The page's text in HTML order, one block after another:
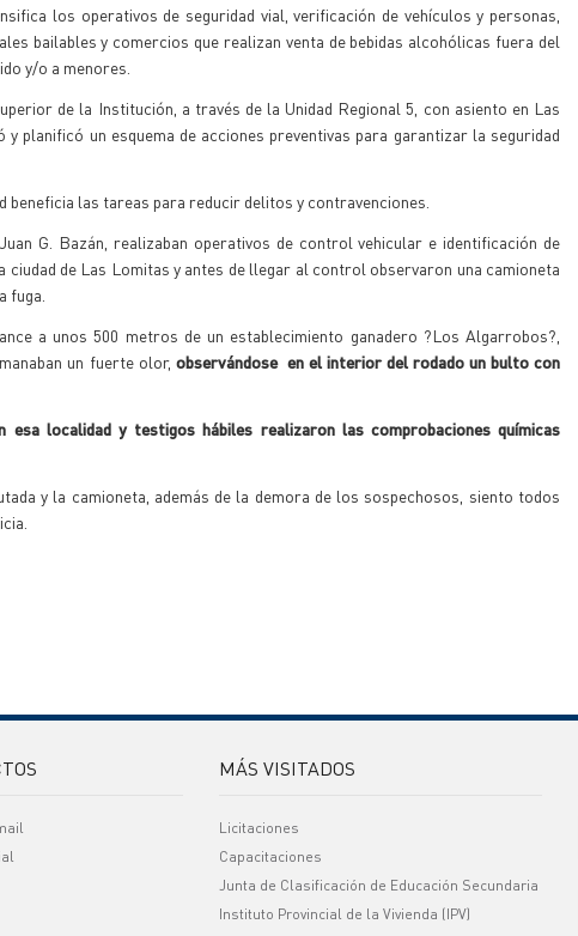
los operativos de seguridad vial, verificación de vehículos y personas,
bailables y comercios que realizan venta de bebidas alcohólicas fuera del
y/o a menores.
de la Institución, a través de la Unidad Regional 5, con asiento en Las
y planificó un esquema de acciones preventivas para garantizar la seguridad
las tareas para reducir delitos y contravenciones.
G. Bazán, realizaban operativos de control vehicular e identificación de
de Las Lomitas y antes de llegar al control observaron una camioneta
fuga.
a unos 500 metros de un establecimiento ganadero ?Los Algarrobos?,
un fuerte olor, observándose en el interior del rodado un bulto con
localidad y testigos hábiles realizaron las comprobaciones químicas
y la camioneta, además de la demora de los sospechosos, siento todos
MÁS VISITADOS
Licitaciones
Capacitaciones
Junta de Clasificación de Educación Secundaria
Instituto Provincial de la Vivienda (IPV)